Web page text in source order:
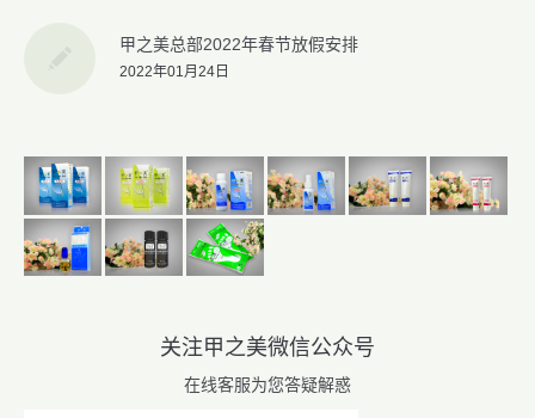
甲之美总部2022年春节放假安排
2022年01月24日
关注甲之美微信公众号
在线客服为您答疑解惑